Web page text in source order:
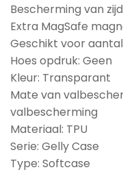
Bescherming van
Extra MagSafe
Geschikt voor
Hoes opdruk: Geen
Kleur: Transparant
Mate van
valbescherming
Materiaal: TPU
Serie: Gelly Case
Type: Softcase